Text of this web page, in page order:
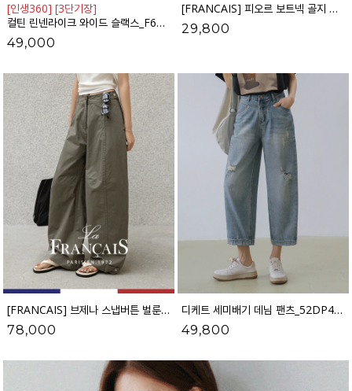
[인생360] [3단기장]
컬틴 린넨라이크 와이드 슬랙스_F6S349SL
49,000
[FRANCAIS] 피오르 보트넥 골지 캡소매 니트_F6H433KN
29,800
[FRANCAIS] 브제나 스냅버튼 벌룬 와이드 팬츠_F6H516PT
78,000
디케트 세미배기 데님 팬츠_52DP438
49,800